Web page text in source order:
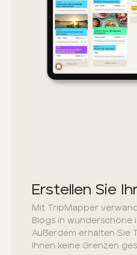
Erstellen Sie
Mit TripMapper
Blogs in wunderschöne
Außerdem erhalten Sie
Ihnen keine Grenzen